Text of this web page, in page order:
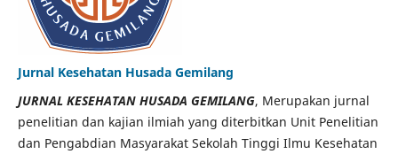
Jurnal Kesehatan Husada Gemilang
JURNAL KESEHATAN HUSADA GEMILANG, Merupakan jurnal
penelitian dan kajian ilmiah yang diterbitkan Unit Penelitian
dan Pengabdian Masyarakat Sekolah Tinggi Ilmu Kesehatan